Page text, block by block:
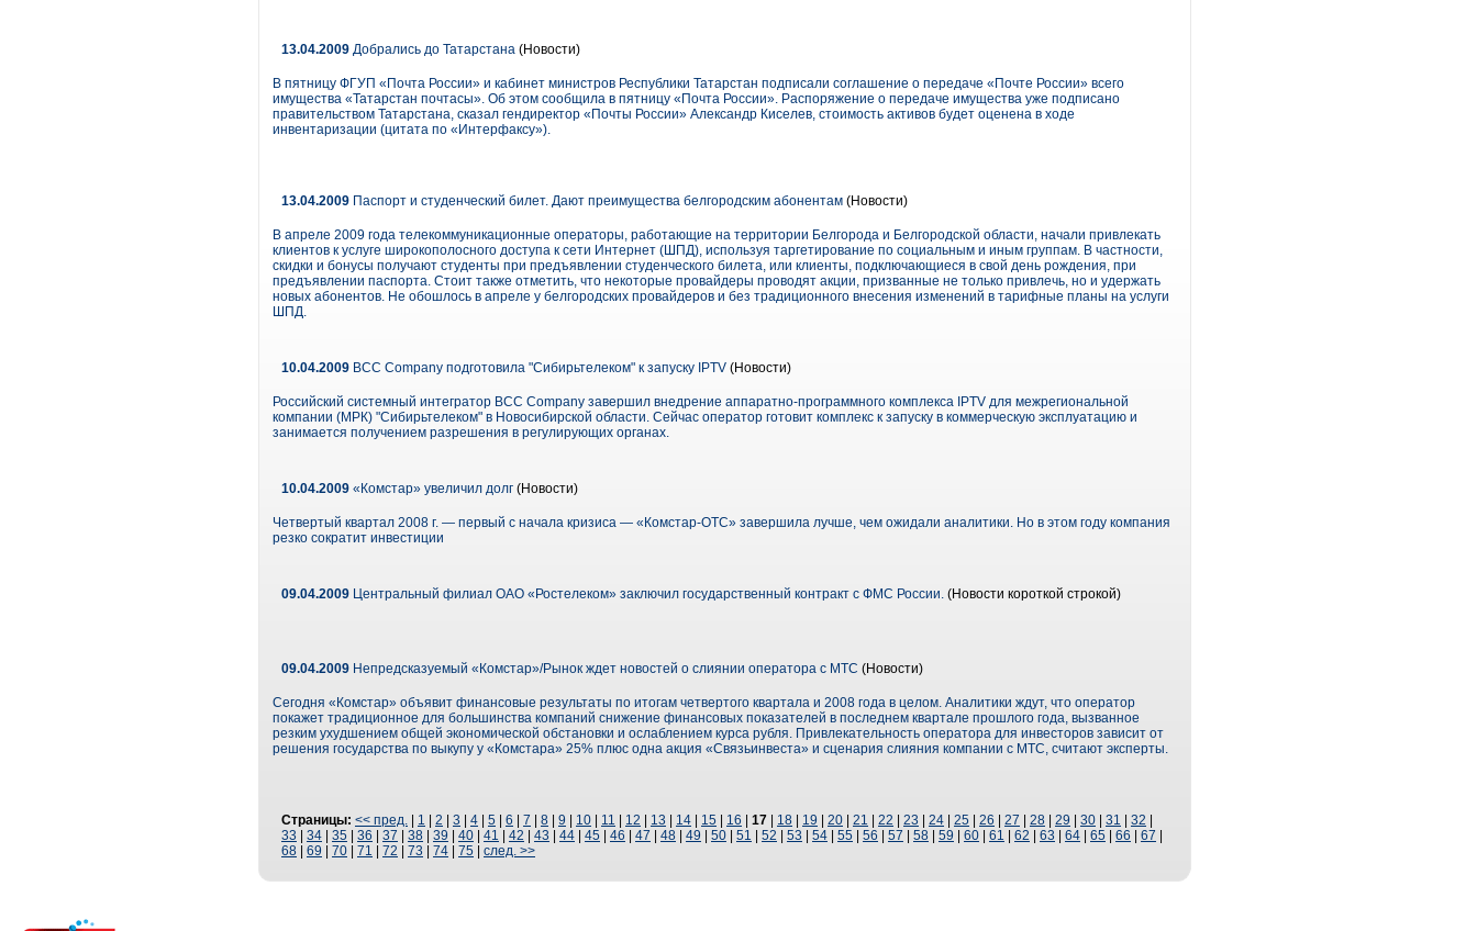
13.04.2009 Добрались до Татарстана (Новости)
В пятницу ФГУП «Почта России» и кабинет министров Республики Татарстан подписали соглашение о передаче «Почте России» всего
имущества «Татарстан почтасы». Об этом сообщила в пятницу «Почта России». Распоряжение о передаче имущества уже подписано
правительством Татарстана, сказал гендиректор «Почты России» Александр Киселев, стоимость активов будет оценена в ходе
инвентаризации (цитата по «Интерфаксу»).
13.04.2009 Паспорт и студенческий билет. Дают преимущества белгородским абонентам (Новости)
В апреле 2009 года телекоммуникационные операторы, работающие на территории Белгорода и Белгородской области, начали привлекать
клиентов к услуге широкополосного доступа к сети Интернет (ШПД), используя таргетирование по социальным и иным группам. В частности,
скидки и бонусы получают студенты при предъявлении студенческого билета, или клиенты, подключающиеся в свой день рождения, при
предъявлении паспорта. Стоит также отметить, что некоторые провайдеры проводят акции, призванные не только привлечь, но и удержать
новых абонентов. Не обошлось в апреле у белгородских провайдеров и без традиционного внесения изменений в тарифные планы на услуги
ШПД.
10.04.2009 BCC Company подготовила "Сибирьтелеком" к запуску IPTV (Новости)
Российский системный интегратор BCC Company завершил внедрение аппаратно-программного комплекса IPTV для межрегиональной
компании (МРК) "Сибирьтелеком" в Новосибирской области. Сейчас оператор готовит комплекс к запуску в коммерческую эксплуатацию и
занимается получением разрешения в регулирующих органах.
10.04.2009 «Комстар» увеличил долг (Новости)
Четвертый квартал 2008 г. — первый с начала кризиса — «Комстар-ОТС» завершила лучше, чем ожидали аналитики. Но в этом году компания
резко сократит инвестиции
09.04.2009 Центральный филиал ОАО «Ростелеком» заключил государственный контракт с ФМС Роcсии. (Новости короткой строкой)
09.04.2009 Непредсказуемый «Комстар»/Рынок ждет новостей о слиянии оператора с МТС (Новости)
Сегодня «Комстар» объявит финансовые результаты по итогам четвертого квартала и 2008 года в целом. Аналитики ждут, что оператор
покажет традиционное для большинства компаний снижение финансовых показателей в последнем квартале прошлого года, вызванное
резким ухудшением общей экономической обстановки и ослаблением курса рубля. Привлекательность оператора для инвесторов зависит от
решения государства по выкупу у «Комстара» 25% плюс одна акция «Связьинвеста» и сценария слияния компании с МТС, считают эксперты.
Страницы: << пред. 1 2 3 4 5 6 7 8 9 10 11 12 13 14 15 16 17 18 19 20 21 22 23 24 25 26 27 28 29 30 31 32
33
34 35 36 37 38 39 40 41 42 43 44 45 46 47 48 49 50 51 52 53 54 55 56 57 58 59 60 61 62 63 64 65 66 67
68
69 70 71 72 73 74 75 след. >>